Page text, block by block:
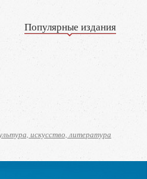
Популярные издания
искусство, литература